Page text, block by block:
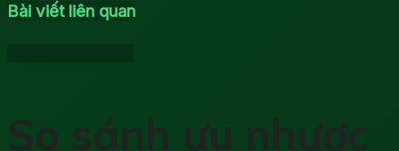
Bài viết liên quan
So sánh ưu nhược